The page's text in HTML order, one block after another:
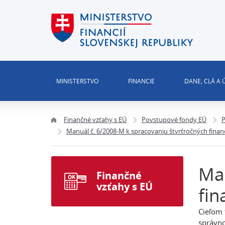
MINISTERSTVO FINANCIE DANE, CLÁ A
Finančné vzťahy s EÚ Povstupové fondy EÚ
Manuál č. 6/2008-M k spracovaniu štvrťročných
Finančné
vzťahy s EÚ